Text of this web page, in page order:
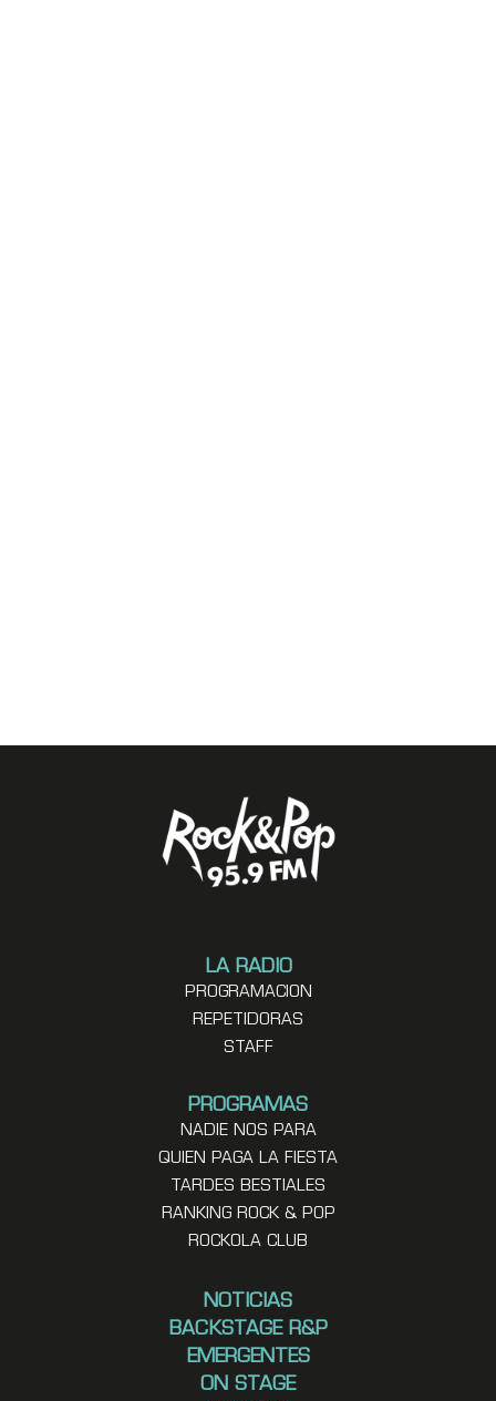
LA RADIO
PROGRAMACION
REPETIDORAS
STAFF
PROGRAMAS
NADIE NOS PARA
QUIEN PAGA LA FIESTA
TARDES BESTIALES
RANKING ROCK & POP
ROCKOLA CLUB
NOTICIAS
BACKSTAGE R&P
EMERGENTES
ON STAGE